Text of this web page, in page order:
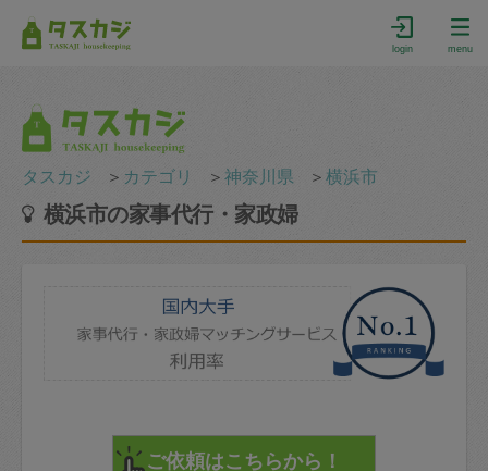
login menu
タスカジ ＞ カテゴリ ＞神奈川県 ＞横浜市
横浜市の家事代行・家政婦